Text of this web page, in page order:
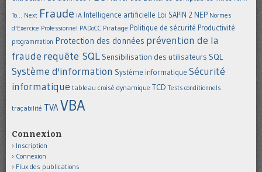
To... Next Fraude IA Intelligence artificielle Loi SAPIN 2 NEP Normes
d'Exercice Professionnel PADoCC Piratage Politique de sécurité Productivité
programmation Protection des données prévention de la
fraude requête SQL Sensibilisation des utilisateurs SQL
Système d'information Système informatique Sécurité
informatique tableau croisé dynamique TCD Tests conditionnels
traçabilité TVAVBA
Connexion
Inscription
Connexion
Flux des publications